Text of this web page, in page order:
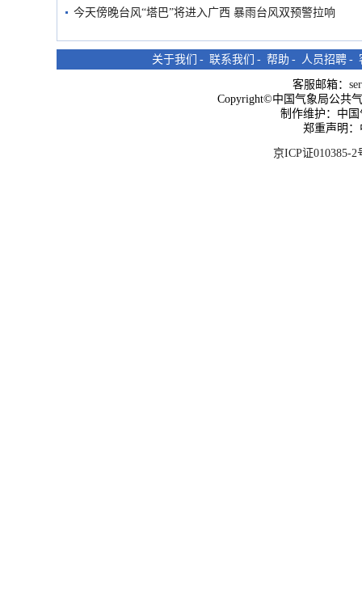
今天傍晚台风“塔巴”将进入广西 暴雨台风双预警拉响
关于我们 - 联系我们 - 帮助 - 人员招聘 -
客服邮箱：
Copyright©中国气象局公共
制作维护：中
郑重声明
京ICP证010385-2